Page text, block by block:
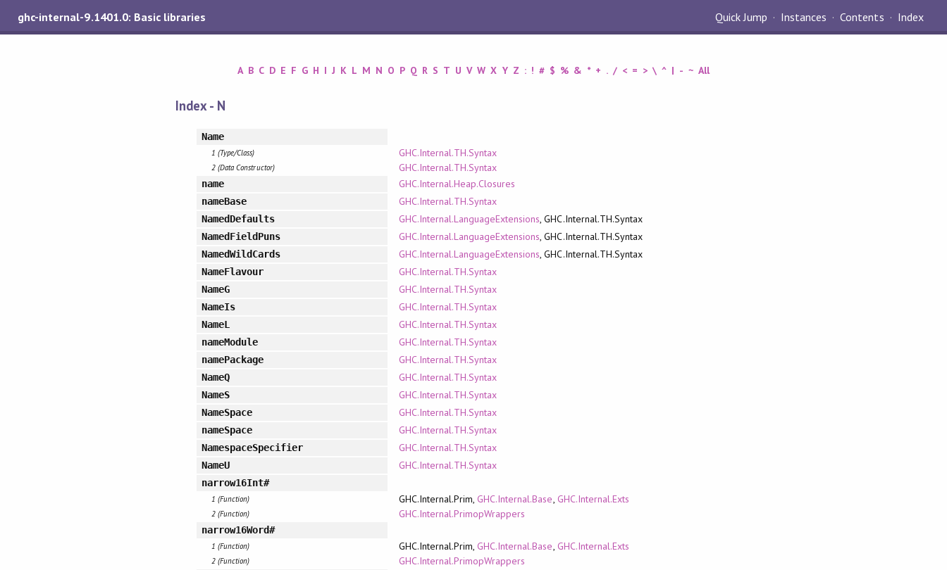
ghc-internal-9.1401.0: Basic libraries Quick Jump Instances Contents Index
A B C D E F G H I J K L M N O P Q R S T U V W X Y Z : ! # $ % & * + . / < = > \ ^ | - ~ All
Index - N
Name
1 (Type/Class) GHC.Internal.TH.Syntax
2 (Data Constructor) GHC.Internal.TH.Syntax
name GHC.Internal.Heap.Closures
nameBase GHC.Internal.TH.Syntax
NamedDefaults GHC.Internal.LanguageExtensions, GHC.Internal.TH.Syntax
NamedFieldPuns GHC.Internal.LanguageExtensions, GHC.Internal.TH.Syntax
NamedWildCards GHC.Internal.LanguageExtensions, GHC.Internal.TH.Syntax
NameFlavour GHC.Internal.TH.Syntax
NameG GHC.Internal.TH.Syntax
NameIs GHC.Internal.TH.Syntax
NameL GHC.Internal.TH.Syntax
nameModule GHC.Internal.TH.Syntax
namePackage GHC.Internal.TH.Syntax
NameQ GHC.Internal.TH.Syntax
NameS GHC.Internal.TH.Syntax
NameSpace GHC.Internal.TH.Syntax
nameSpace GHC.Internal.TH.Syntax
NamespaceSpecifier GHC.Internal.TH.Syntax
NameU GHC.Internal.TH.Syntax
narrow16Int#
1 (Function) GHC.Internal.Prim,GHC.Internal.Base, GHC.Internal.Exts
2 (Function) GHC.Internal.PrimopWrappers
narrow16Word#
1 (Function) GHC.Internal.Prim,GHC.Internal.Base, GHC.Internal.Exts
2 (Function) GHC.Internal.PrimopWrappers